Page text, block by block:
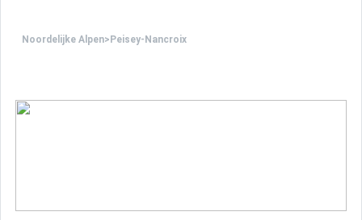
Noordelijke Alpen> Peisey-Nancroix